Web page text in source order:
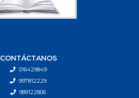
CONTÁCTANOS
016429849
997812229
989122806